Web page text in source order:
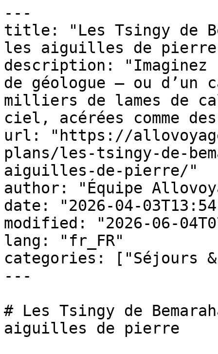
---
title: "Les Tsingy de
les aiguilles de
description: "Imaginez
de géologue — ou d’un
milliers de lames de
ciel, acérées comme
url: "https://
plans/les-tsingy-de-
aiguilles-de-pierre/"
author: "Équipe
date: "2026-04-
modified: "2026-06-
lang: "fr_FR"
categories: ["Séjours
---
# Les Tsingy de
aiguilles de pierre